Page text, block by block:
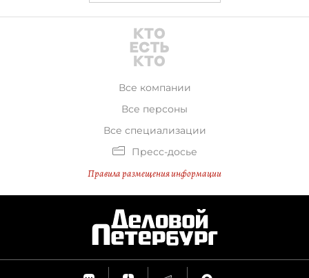
Все компании
Все персоны
Все специализации
Пресс-досье
Правила размещения информации